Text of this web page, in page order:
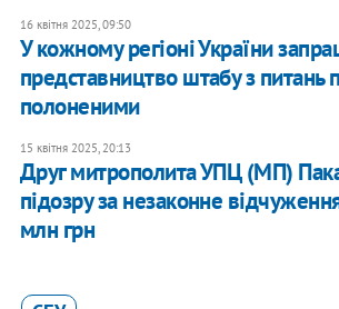
16 квітня 2025, 09:50
У кожному регіоні України
представництво штабу з питань
полоненими
15 квітня 2025, 20:13
Друг митрополита УПЦ (МП)
підозру за незаконне
млн грн